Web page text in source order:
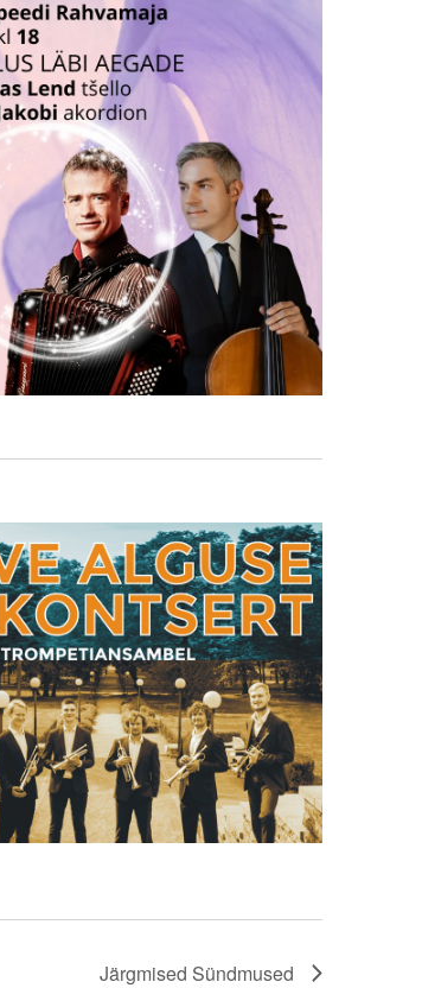
Järgmised Sündmused